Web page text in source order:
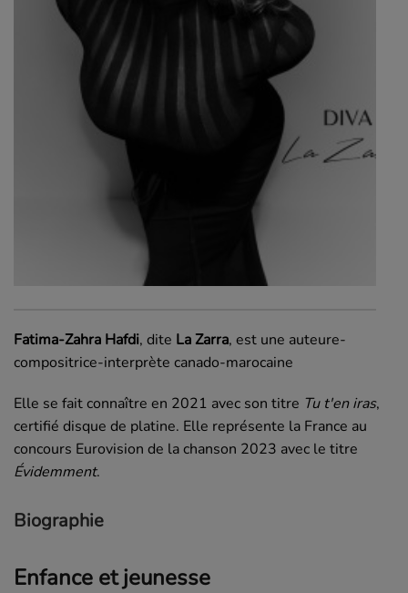
Fatima-Zahra Hafdi, dite La Zarra, est une auteure-
compositrice-interprète canado-marocaine
Elle se fait connaître en 2021 avec son titre Tu t'en iras,
certifié disque de platine. Elle représente la France au
concours Eurovision de la chanson 2023 avec le titre
Évidemment.
Biographie
Enfance et jeunesse